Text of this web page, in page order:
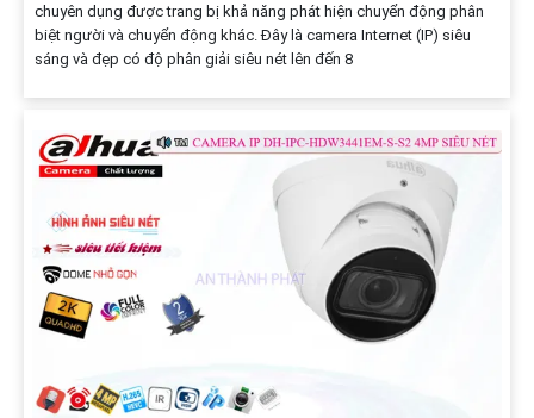
chuyên dụng được trang bị khả năng phát hiện chuyển động phân
biệt người và chuyển động khác. Đây là camera Internet (IP) siêu
sáng và đẹp có độ phân giải siêu nét lên đến 8